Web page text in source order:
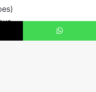
WhatsApp